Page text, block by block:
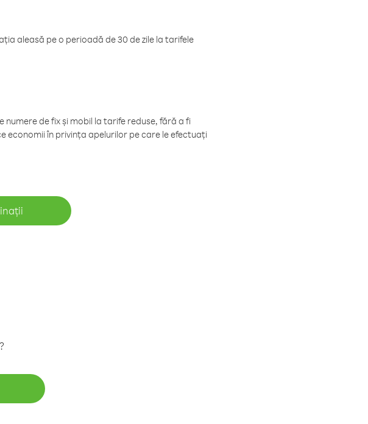
aleasă pe o perioadă de 30 de zile la tarifele
de fix și mobil la tarife reduse, fără a fi
economii în privința apelurilor pe care le efectuați